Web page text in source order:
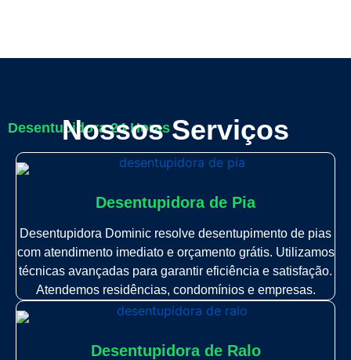
Desentupidora 24 Horas
Nossos Serviços
Desentupidora de Pia
Desentupidora Dominic resolve desentupimento de pias
com atendimento imediato e orçamento grátis. Utilizamos
técnicas avançadas para garantir eficiência e satisfação.
Atendemos residências, condomínios e empresas.
Desentupidora de Ralo